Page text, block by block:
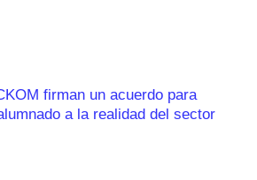
firman un acuerdo para
a la realidad del sector